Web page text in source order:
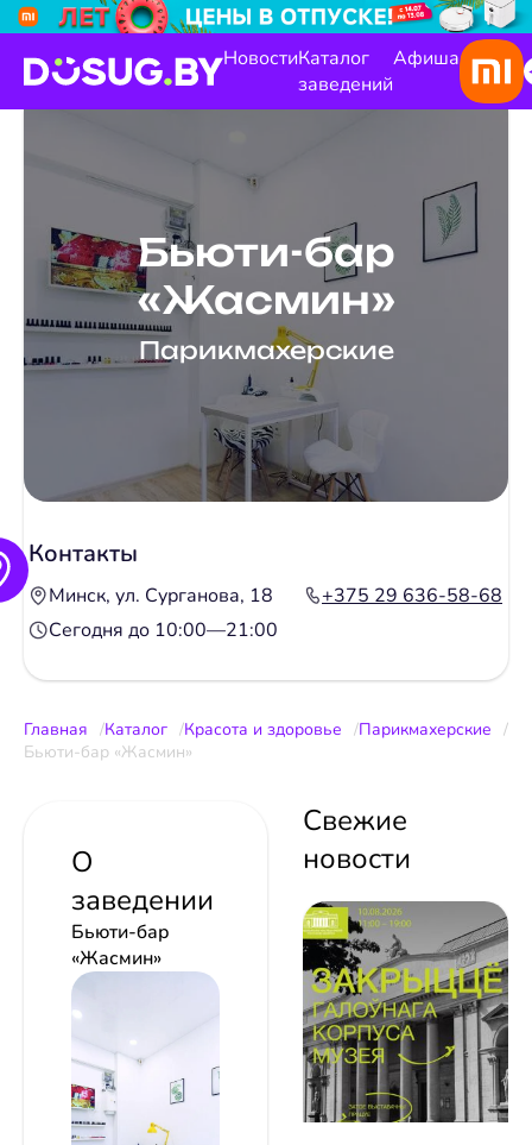
НовостиКаталог
заведений
Афиша
Бьюти-бар
«Жасмин»
Парикмахерские
Контакты
Минск, ул. Сурганова, 18
+375 29 636-58-68
Сегодня до 10:00—21:00
Главная Каталог Красота и здоровье
Парикмахерские
Бьюти-бар «Жасмин»
О
заведении
Бьюти-бар
«Жасмин»
Свежие
новости